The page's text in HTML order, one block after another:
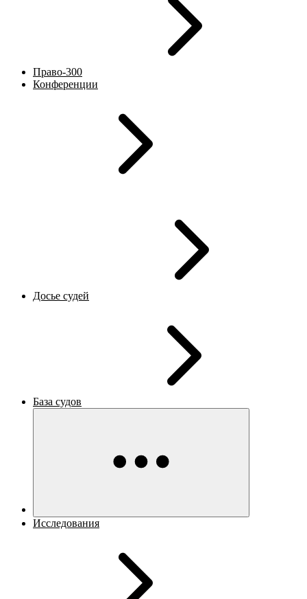
Право-300
Конференции
Досье судей
База судов
Исследования